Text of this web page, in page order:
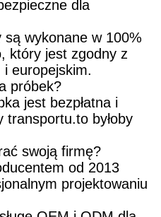
dla
wykonane w 100%
który jest zgodny z
europejskim.
próbek?
jest bezpłatna i
transportu.to byłoby
swoją firmę?
od 2013
projektowaniu